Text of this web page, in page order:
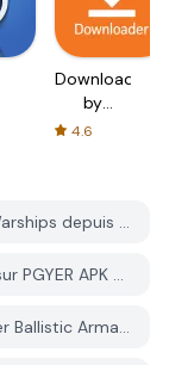
Downloader
by
AFTVnews
4.6
Comment télécharger Ballistic Armada: Warships depuis PGYER APK HUB?
Est-ce que le Ballistic Armada: Warships sur PGYER APK HUB est gratuit?
Ai-je besoin d'un compte pour télécharger Ballistic Armada: Warships depuis PGYER APK HUB?